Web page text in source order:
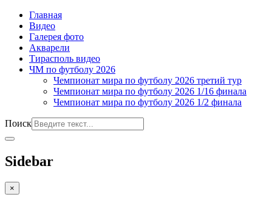
Главная
Видео
Галерея фото
Акварели
Тирасполь видео
ЧМ по футболу 2026
Чемпионат мира по футболу 2026 третий тур
Чемпионат мира по футболу 2026 1/16 финала
Чемпионат мира по футболу 2026 1/2 финала
Поиск
Sidebar
×